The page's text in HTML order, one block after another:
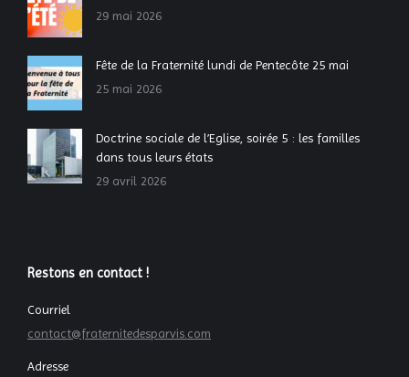
29 mai 2026
Fête de la Fraternité lundi de Pentecôte 25 mai
25 mai 2026
Doctrine sociale de l’Eglise, soirée 5 : les familles
dans tous leurs états
29 avril 2026
Restons en contact !
Courriel
contact@fraternitedesparvis.com
Adresse